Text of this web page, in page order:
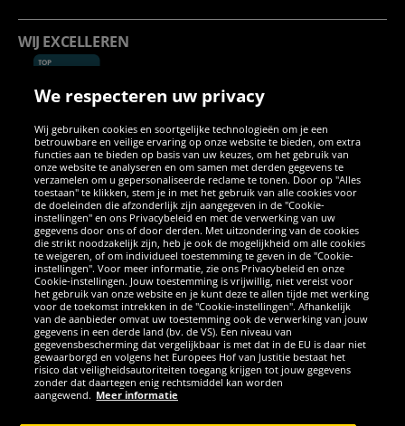
WIJ EXCELLEREN
SOCIALE MEDIA
FacebookInstagram
WhatsApp
TikTokTwitterYouTube
APPS
We respecteren uw privacy
Wij gebruiken cookies en soortgelijke technologieën om je een
betrouwbare en veilige ervaring op onze website te bieden, om extra
functies aan te bieden op basis van uw keuzes, om het gebruik van
onze website te analyseren en om samen met derden gegevens te
verzamelen om u gepersonaliseerde reclame te tonen. Door op "Alles
toestaan" te klikken, stem je in met het gebruik van alle cookies voor
de doeleinden die afzonderlijk zijn aangegeven in de "Cookie-
instellingen" en ons Privacybeleid en met de verwerking van uw
gegevens door ons of door derden. Met uitzondering van de cookies
die strikt noodzakelijk zijn, heb je ook de mogelijkheid om alle cookies
te weigeren, of om individueel toestemming te geven in de "Cookie-
instellingen". Voor meer informatie, zie ons Privacybeleid en onze
Cookie-instellingen. Jouw toestemming is vrijwillig, niet vereist voor
het gebruik van onze website en je kunt deze te allen tijde met werking
voor de toekomst intrekken in de "Cookie-instellingen". Afhankelijk
van de aanbieder omvat uw toestemming ook de verwerking van jouw
gegevens in een derde land (bv. de VS). Een niveau van
gegevensbescherming dat vergelijkbaar is met dat in de EU is daar niet
gewaarborgd en volgens het Europees Hof van Justitie bestaat het
risico dat veiligheidsautoriteiten toegang krijgen tot jouw gegevens
zonder dat daartegen enig rechtsmiddel kan worden
aangewend. Meer informatie